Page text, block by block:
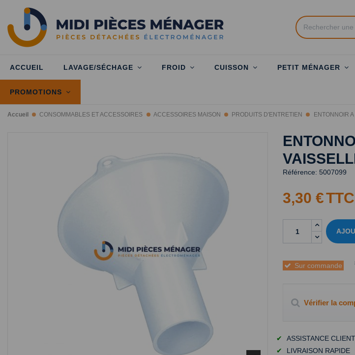
ACCUEIL LAVAGE/SÉCHAGE FROID CUISSON PETIT MÉNAGER
PROMOTIONS
Accueil CONSOMMABLES ET ACCESSOIRES ACCESSOIRES MAISON PRODUITS D'ENTRETIEN ENTONNOIR
Référence: 5007099
3,30 €TTC
Sur commande
Vérifier la
✔
ASSISTANCE CLIENT
✔
LIVRAISON RAPIDE